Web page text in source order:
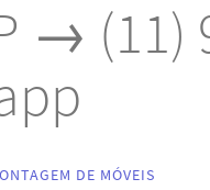
→ (11)
DE MÓVEIS